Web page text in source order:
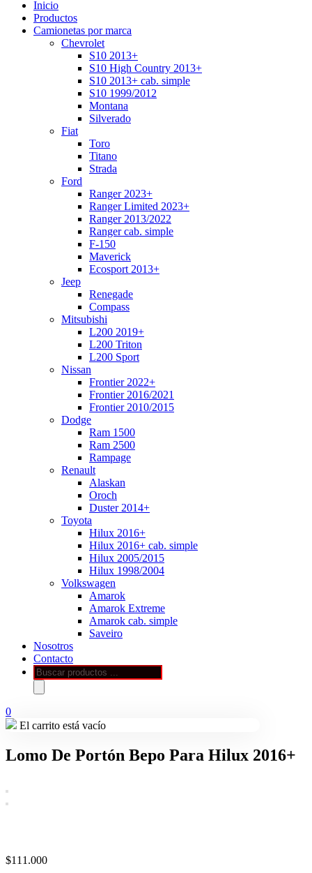
Inicio
Productos
Camionetas por marca
Chevrolet
S10 2013+
S10 High Country 2013+
S10 2013+ cab. simple
S10 1999/2012
Montana
Silverado
Fiat
Toro
Titano
Strada
Ford
Ranger 2023+
Ranger Limited 2023+
Ranger 2013/2022
Ranger cab. simple
F-150
Maverick
Ecosport 2013+
Jeep
Renegade
Compass
Mitsubishi
L200 2019+
L200 Triton
L200 Sport
Nissan
Frontier 2022+
Frontier 2016/2021
Frontier 2010/2015
Dodge
Ram 1500
Ram 2500
Rampage
Renault
Alaskan
Oroch
Duster 2014+
Toyota
Hilux 2016+
Hilux 2016+ cab. simple
Hilux 2005/2015
Hilux 1998/2004
Volkswagen
Amarok
Amarok Extreme
Amarok cab. simple
Saveiro
Nosotros
Contacto
Búsqueda
de
productos
0
El carrito está vacío
Lomo De Portón Bepo Para Hilux 2016+
$111.000